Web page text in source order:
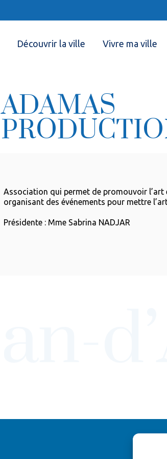
Découvrir la ville Vivre ma ville
ADAMAS
Association qui permet de promouvoir l’art
organisant des événements pour mettre
Présidente : Mme Sabrina NADJAR